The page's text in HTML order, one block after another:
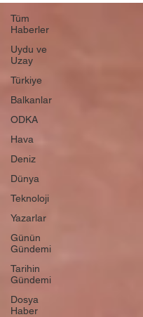
Tüm
Haberler
Uydu ve
Uzay
Türkiye
Balkanlar
ODKA
Hava
Deniz
Dünya
Teknoloji
Yazarlar
Günün
Gündemi
Tarihin
Gündemi
Dosya
Haber